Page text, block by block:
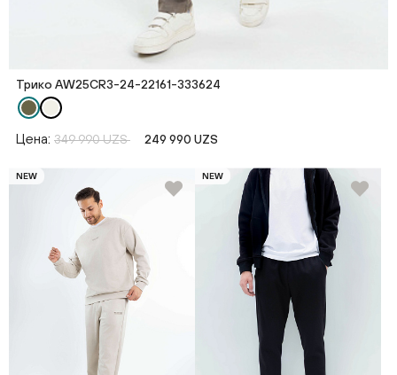
Трико AW25CR3-24-22161-333624
Цена: 349 990 UZS 249 990 UZS
NEW NEW